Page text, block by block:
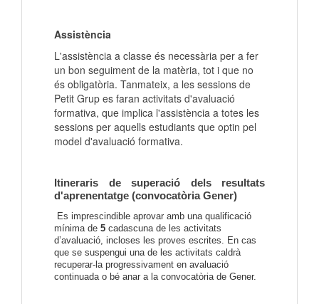
Assistència
L'assistència a classe és necessària per a fer
un bon seguiment de la matèria, tot i que no
és obligatòria. Tanmateix, a les sessions de
Petit Grup es faran activitats d'avaluació
formativa, que implica l'assistència a totes les
sessions per aquells estudiants que optin pel
model d'avaluació formativa.
Itineraris de superació dels resultats
d'aprenentatge (convocatòria Gener)
Es imprescindible aprovar amb una qualificació
mínima de 5 cadascuna de les activitats
d’avaluació, incloses les proves escrites. En cas
que se suspengui una de les activitats caldrà
recuperar-la progressivament en avaluació
continuada o bé anar a la convocatòria de Gener.